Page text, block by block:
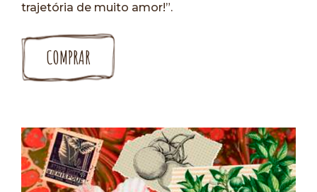
trajetória de muito amor!”.
COMPRAR